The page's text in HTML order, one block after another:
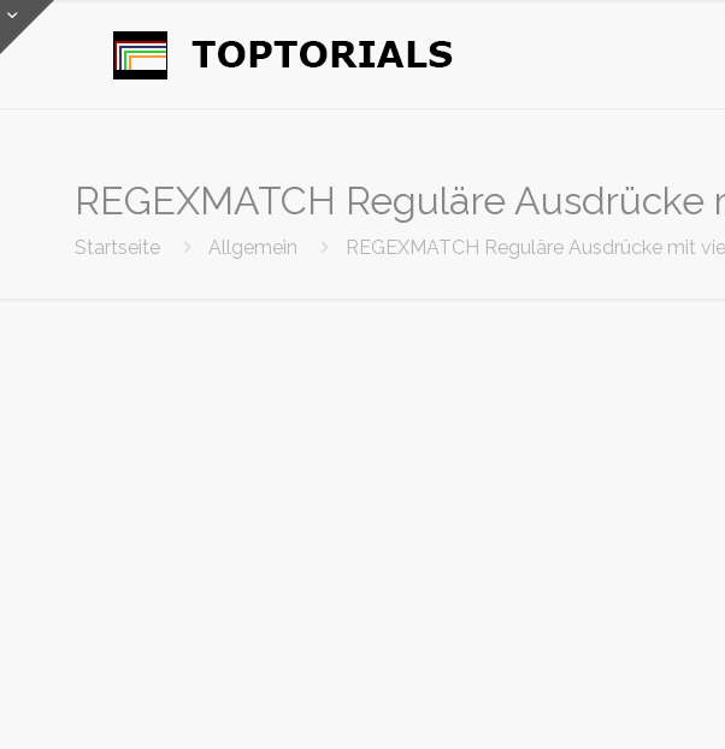
REGEXMATCH Reguläre
Startseite Allgemein REGEXMATCH Reguläre Ausdrücke mit